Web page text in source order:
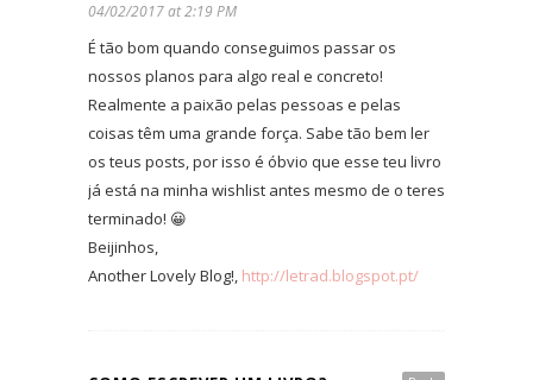
04/02/2017 at 2:19 PM
É tão bom quando conseguimos passar os
nossos planos para algo real e concreto!
Realmente a paixão pelas pessoas e pelas
coisas têm uma grande força. Sabe tão bem ler
os teus posts, por isso é óbvio que esse teu livro
já está na minha wishlist antes mesmo de o teres
terminado! 😀
Beijinhos,
Another Lovely Blog!, http://letrad.blogspot.pt/